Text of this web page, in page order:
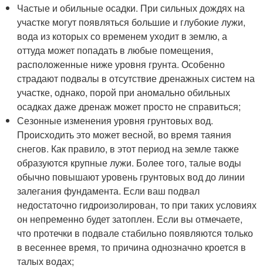
Частые и обильные осадки. При сильных дождях на
участке могут появляться большие и глубокие лужи,
вода из которых со временем уходит в землю, а
оттуда может попадать в любые помещения,
расположенные ниже уровня грунта. Особенно
страдают подвалы в отсутствие дренажных систем на
участке, однако, порой при аномально обильных
осадках даже дренаж может просто не справиться;
Сезонные изменения уровня грунтовых вод.
Происходить это может весной, во время таяния
снегов. Как правило, в этот период на земле также
образуются крупные лужи. Более того, талые воды
обычно повышают уровень грунтовых вод до линии
залегания фундамента. Если ваш подвал
недостаточно гидроизолирован, то при таких условиях
он непременно будет затоплен. Если вы отмечаете,
что протечки в подвале стабильно появляются только
в весеннее время, то причина однозначно кроется в
талых водах;